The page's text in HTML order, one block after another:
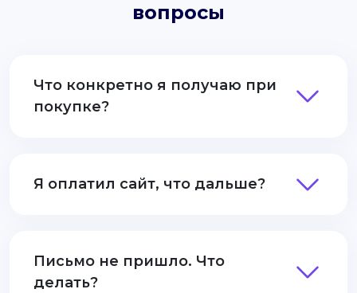
вопросы
Что конкретно я получаю при
покупке?
Я оплатил сайт, что дальше?
Письмо не пришло. Что
делать?